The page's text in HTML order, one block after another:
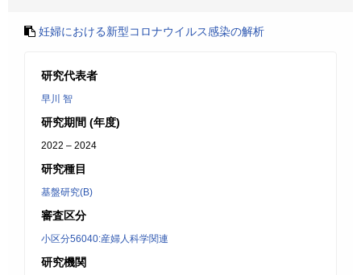
妊婦における新型コロナウイルス感染の解析
研究代表者
早川 智
研究期間 (年度)
2022 – 2024
研究種目
基盤研究(B)
審査区分
小区分56040:産婦人科学関連
研究機関